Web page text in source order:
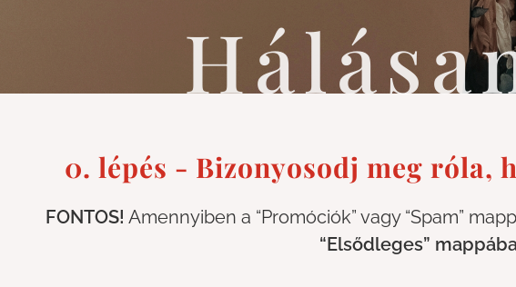
0. lépés - Bizonyosodj meg róla,
FONTOS! Amennyiben a “Promóciók” vagy “Spam”
“Elsődleges”